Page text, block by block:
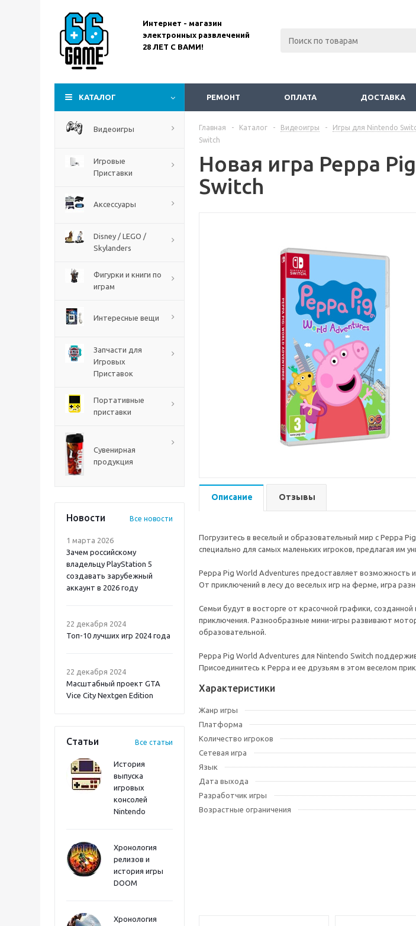
Интернет - магазин
электронных развлечений
28 ЛЕТ С ВАМИ!
КАТАЛОГ РЕМОНТ ОПЛАТА ДОСТАВКА
Видеоигры
Игровые
Приставки
Аксессуары
Disney / LEGO /
Skylanders
Фигурки и книги по
играм
Интересные вещи
Запчасти для
Игровых
Приставок
Портативные
приставки
Сувенирная
продукция
Новости Все новости
1 марта 2026
Зачем российскому
владельцу PlayStation 5
создавать зарубежный
аккаунт в 2026 году
22 декабря 2024
Топ-10 лучших игр 2024 года
22 декабря 2024
Масштабный проект GTA
Vice City Nextgen Edition
Статьи Все статьи
История
выпуска
игровых
консолей
Nintendo
Хронология
релизов и
история игры
DOOM
Хронология
The Blood of Dawnwalker
Onimusha: Way of the
Sword PS5
Главная - Каталог - Видеоигры - Игры для Nintendo
Switch
Новая игра Peppa
Switch
Описание Отзывы
Погрузитесь в веселый и образовательный мир с Peppa
специально для самых маленьких игроков, предлагая им
Peppa Pig World Adventures предоставляет возможность
От приключений в лесу до веселых игр на ферме, игра
Семьи будут в восторге от красочной графики,
приключения. Разнообразные мини-игры развивают
образовательной.
Peppa Pig World Adventures для Nintendo Switch
Присоединитесь к Peppa и ее друзьям в этом веселом
Характеристики
Жанр игры
Платформа
Количество игроков
Сетевая игра
Язык
Дата выхода
Разработчик игры
Возрастные ограничения